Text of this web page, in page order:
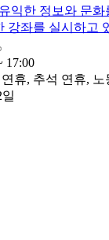
익한 정보와 문화
강좌를 실시하고
17:00
휴, 추석 연휴, 노